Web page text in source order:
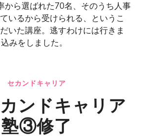
から選ばれた70名、そのうち人事
いるから受けられる、というこ
いた講座。逃すわけには行きま
みをしました。
セカンドキャリア
ンドキャリア
塾③修了